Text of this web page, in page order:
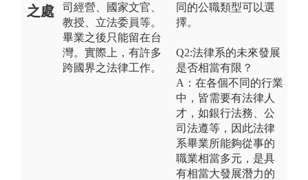
之處
司經營、國家文官、
教授、立法委員等。
畢業之後只能留在台
灣。實際上，有許多
跨國界之法律工作。
同的公職類型可以選
擇。
Q2:法律系的未來發展
是否相當有限？
A：在各個不同的行業
中，皆需要有法律人
才，如銀行法務、公
司法遵等，因此法律
系畢業所能夠從事的
職業相當多元，是具
有相當大發展潛力的